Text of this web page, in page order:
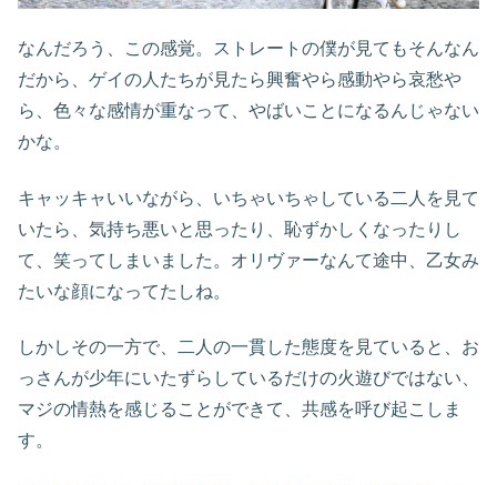
なんだろう、この感覚。ストレートの僕が見てもそんなん
だから、ゲイの人たちが見たら興奮やら感動やら哀愁や
ら、色々な感情が重なって、やばいことになるんじゃない
かな。
キャッキャいいながら、いちゃいちゃしている二人を見て
いたら、気持ち悪いと思ったり、恥ずかしくなったりし
て、笑ってしまいました。オリヴァーなんて途中、乙女み
たいな顔になってたしね。
しかしその一方で、二人の一貫した態度を見ていると、お
っさんが少年にいたずらしているだけの火遊びではない、
マジの情熱を感じることができて、共感を呼び起こしま
す。